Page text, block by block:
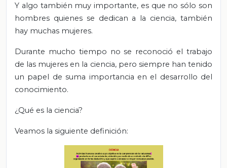
Y algo también muy importante, es que no sólo son
hombres quienes se dedican a la ciencia, también
hay muchas mujeres.
Durante mucho tiempo no se reconoció el trabajo
de las mujeres en la ciencia, pero siempre han tenido
un papel de suma importancia en el desarrollo del
conocimiento.
¿Qué es la ciencia?
Veamos la siguiente definición: